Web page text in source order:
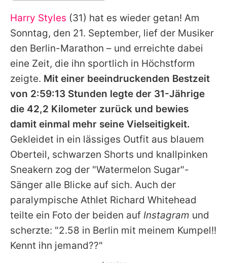
Alle Themen auf Promiflash
Jobs
App runterladen
Team
Redaktionelle Richtlinien
Impressum
Datenschutzerklärung
Nutzungsbedingungen
Utiq verwalten
Harry Styles (31) hat es wieder getan! Am
Sonntag, den 21. September, lief der Musiker
den Berlin-Marathon – und erreichte dabei
eine Zeit, die ihn sportlich in Höchstform
zeigte. Mit einer beeindruckenden Bestzeit
von 2:59:13 Stunden legte der 31-Jährige
die 42,2 Kilometer zurück und bewies
damit einmal mehr seine Vielseitigkeit.
Gekleidet in ein lässiges Outfit aus blauem
Oberteil, schwarzen Shorts und knallpinken
Sneakern zog der "Watermelon Sugar"-
Sänger alle Blicke auf sich. Auch der
paralympische Athlet Richard Whitehead
teilte ein Foto der beiden auf Instagram und
scherzte: "2.58 in Berlin mit meinem Kumpel!!
Kennt ihn jemand??"